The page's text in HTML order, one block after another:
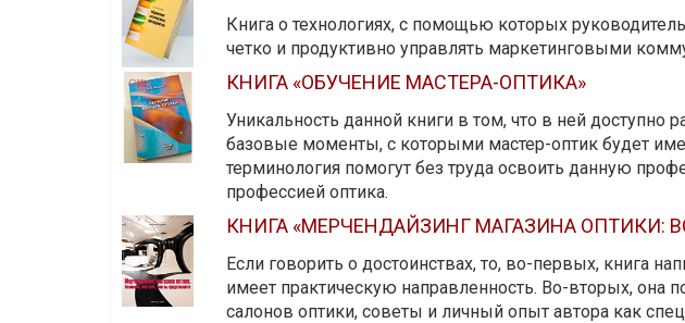
Книга о технологиях, с помощью которых
четко и продуктивно управлять маркетинговыми
КНИГА «ОБУЧЕНИЕ МАСТЕРА-ОПТИКА»
Уникальность данной книги в том, что в ней доступно
базовые моменты, с которыми мастер-оптик будет
терминология помогут без труда освоить данную
профессией оптика.
КНИГА «МЕРЧЕНДАЙЗИНГ МАГАЗИНА ОПТИКИ:
Если говорить о достоинствах, то, во-первых, книга
имеет практическую направленность. Во-вторых, она
салонов оптики, советы и личный опыт автора как